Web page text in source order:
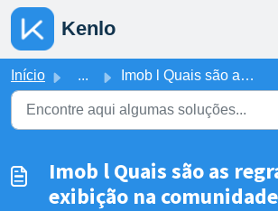
Ir para o conteúdo principal
Kenlo
Início ... Imob l Quais são as regras para exibição na comunidade Ke...
Imob l Quais são as
exibição na